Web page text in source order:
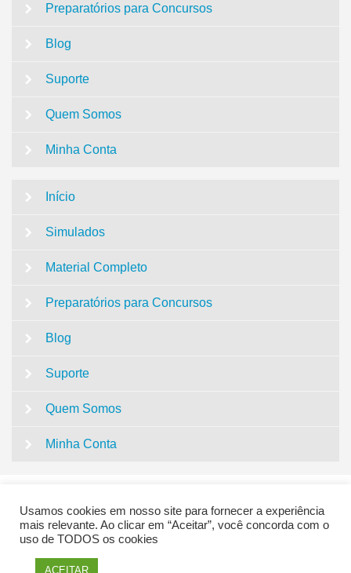
Preparatórios para Concursos
Blog
Suporte
Quem Somos
Minha Conta
Início
Simulados
Material Completo
Preparatórios para Concursos
Blog
Suporte
Quem Somos
Minha Conta
QUESTÕES CONCURSO PEDAGOGIA | SUPER
Usamos cookies em nosso site para fornecer a experiência
mais relevante. Ao clicar em “Aceitar”, você concorda com o
uso de TODOS os cookies
ACEITAR